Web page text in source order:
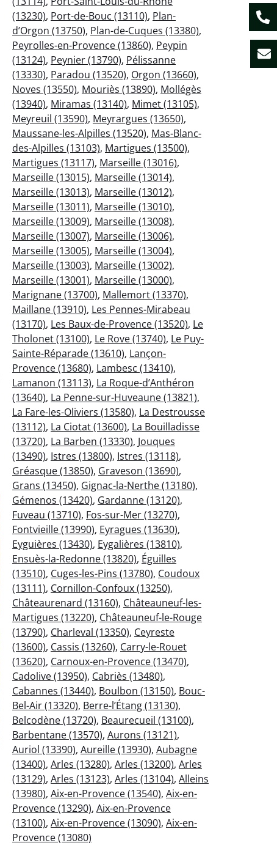
(13230), Port-de-Bouc (13110), Plan-
d’Orgon (13750), Plan-de-Cuques (13380),
Peyrolles-en-Provence (13860), Peypin
(13124), Peynier (13790), Pélissanne
(13330), Paradou (13520), Orgon (13660),
Noves (13550), Mouriès (13890), Mollégès
(13940), Miramas (13140), Mimet (13105),
Meyreuil (13590), Meyrargues (13650),
Maussane-les-Alpilles (13520), Mas-Blanc-
des-Alpilles (13103), Martigues (13500),
Martigues (13117), Marseille (13016),
Marseille (13015), Marseille (13014),
Marseille (13013), Marseille (13012),
Marseille (13011), Marseille (13010),
Marseille (13009), Marseille (13008),
Marseille (13007), Marseille (13006),
Marseille (13005), Marseille (13004),
Marseille (13003), Marseille (13002),
Marseille (13001), Marseille (13000),
Marignane (13700), Mallemort (13370),
Maillane (13910), Les Pennes-Mirabeau
(13170), Les Baux-de-Provence (13520), Le
Tholonet (13100), Le Rove (13740), Le Puy-
Sainte-Réparade (13610), Lançon-
Provence (13680), Lambesc (13410),
Lamanon (13113), La Roque-d’Anthéron
(13640), La Penne-sur-Huveaune (13821),
La Fare-les-Oliviers (13580), La Destrousse
(13112), La Ciotat (13600), La Bouilladisse
(13720), La Barben (13330), Jouques
(13490), Istres (13800), Istres (13118),
Gréasque (13850), Graveson (13690),
Grans (13450), Gignac-la-Nerthe (13180),
Gémenos (13420), Gardanne (13120),
Fuveau (13710), Fos-sur-Mer (13270),
Fontvieille (13990), Eyragues (13630),
Eyguières (13430), Eygalières (13810),
Ensuès-la-Redonne (13820), Éguilles
(13510), Cuges-les-Pins (13780), Coudoux
(13111), Cornillon-Confoux (13250),
Châteaurenard (13160), Châteauneuf-les-
Martigues (13220), Châteauneuf-le-Rouge
(13790), Charleval (13350), Ceyreste
(13600), Cassis (13260), Carry-le-Rouet
(13620), Carnoux-en-Provence (13470),
Cadolive (13950), Cabriès (13480),
Cabannes (13440), Boulbon (13150), Bouc-
Bel-Air (13320), Berre-l’Étang (13130),
Belcodène (13720), Beaurecueil (13100),
Barbentane (13570), Aurons (13121),
Auriol (13390), Aureille (13930), Aubagne
(13400), Arles (13280), Arles (13200), Arles
(13129), Arles (13123), Arles (13104), Alleins
(13980), Aix-en-Provence (13540), Aix-en-
Provence (13290), Aix-en-Provence
(13100), Aix-en-Provence (13090), Aix-en-
Provence (13080)